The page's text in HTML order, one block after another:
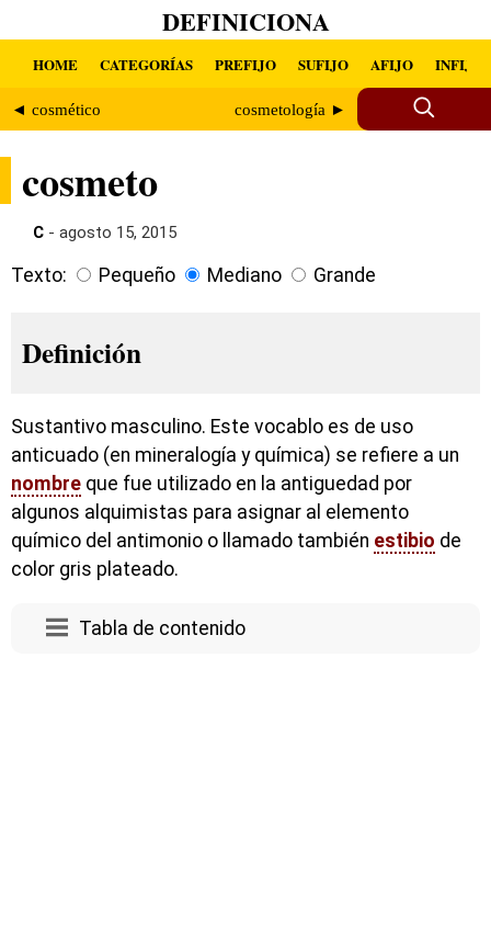
DEFINICIONA
HOME CATEGORÍAS PREFIJO SUFIJO AFIJO INFIJO
◄ cosmético cosmetología ►
cosmeto
C - agosto 15, 2015
Texto: Pequeño Mediano Grande
Definición
Sustantivo masculino. Este vocablo es de uso
anticuado (en mineralogía y química) se refiere a un
nombre que fue utilizado en la antiguedad por
algunos alquimistas para asignar al elemento
químico del antimonio o llamado también estibio de
color gris plateado.
Tabla de contenido